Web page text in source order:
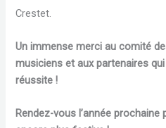
Crestet.
Un immense merci au comité
musiciens et aux partenaires
réussite !
Rendez-vous l’année